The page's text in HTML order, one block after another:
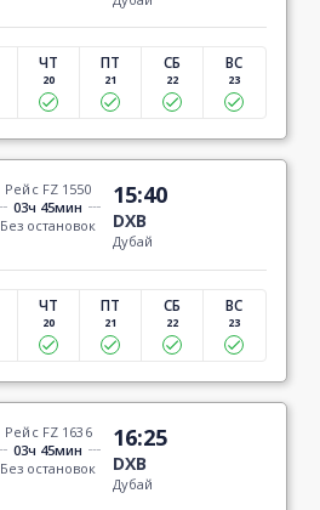
ЧТ
20
ПТ
21
СБ
22
ВС
23
Рейс FZ 1550
03ч 45мин
Без остановок
15:40
DXB
Дубай
ЧТ
20
ПТ
21
СБ
22
ВС
23
Рейс FZ 1636
03ч 45мин
Без остановок
16:25
DXB
Дубай